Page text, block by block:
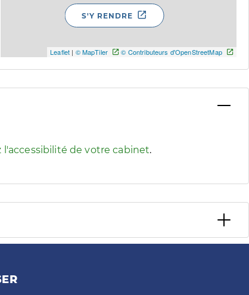
Leaflet | © MapTiler © Contributeurs d'OpenStreetMap
S'Y RENDRE
afficher les informations d'accessibilité associées
l'accessibilité de votre cabinet.